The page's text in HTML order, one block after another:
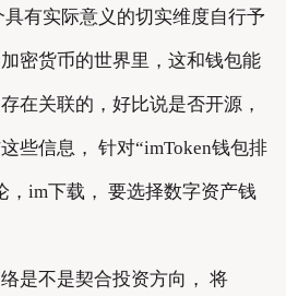
有实际意义的切实维度自行予
密货币的世界里，这和钱包能
在关联的，好比说是否开源，
些信息， 针对“imToken钱包排
，im下载， 要选择数字资产钱
是不是契合投资方向， 将